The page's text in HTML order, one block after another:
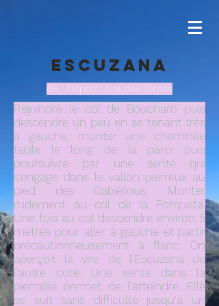
Escuzana
6H : Départ : Col des Tentes
Rejoindre le col de Boucharo puis
descendre un peu en se tenant très
à gauche, monter une cheminée
facile le long de la paroi puis
poursuivre par une sente qui
s'engage dans le vallon pierreux au
pied des Gabiétous. Monter
rudement au col de la Forqueta.
Une fois au col descendre environ 5
mètres pour aller à gauche et partir
précautionneusement à flanc. On
aperçoit la vire de l'Escuzana de
l'autre coté. Une sente dans la
pierraille permet de l'atteindre. Elle
se suit sans difficulté jusqu'à un